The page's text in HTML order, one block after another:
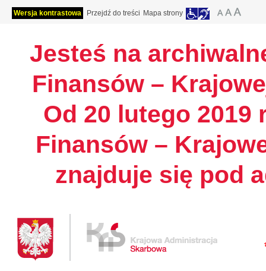
Wersja kontrastowa Przejdź do treści Mapa strony
Jesteś na
Finansów –
Od 20 lutego 2019
Finansów –
znajduje się pod